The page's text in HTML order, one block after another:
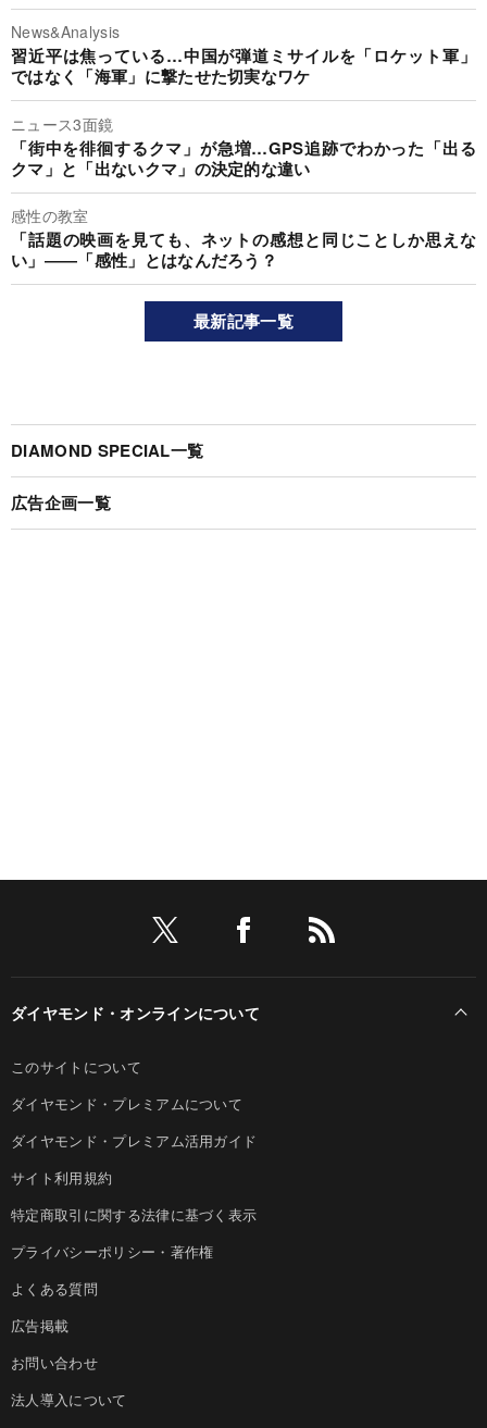
News&Analysis
習近平は焦っている…中国が弾道ミサイルを「ロケット軍」
ではなく「海軍」に撃たせた切実なワケ
ニュース3面鏡
「街中を徘徊するクマ」が急増…GPS追跡でわかった「出る
クマ」と「出ないクマ」の決定的な違い
感性の教室
「話題の映画を見ても、ネットの感想と同じことしか思えな
い」――「感性」とはなんだろう？
最新記事一覧
DIAMOND SPECIAL一覧
広告企画一覧
ダイヤモンド・オンラインについて
このサイトについて
ダイヤモンド・プレミアムについて
ダイヤモンド・プレミアム活用ガイド
サイト利用規約
特定商取引に関する法律に基づく表示
プライバシーポリシー・著作権
よくある質問
広告掲載
お問い合わせ
法人導入について